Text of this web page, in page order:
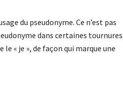
du pseudonyme. Ce n’est pas
dans certaines tournures
« je », de façon qui marque une